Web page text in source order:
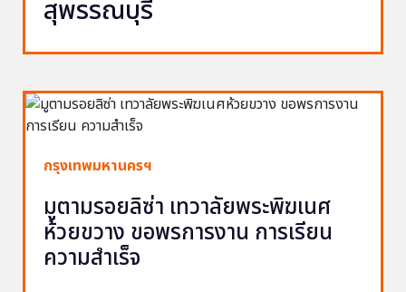
สุพรรณบุรี
กรุงเทพมหานครฯ
มูตามรอยลิซ่า เทวาลัยพระพิฆเนศ
ห้วยขวาง ขอพรการงาน การเรียน
ความสำเร็จ